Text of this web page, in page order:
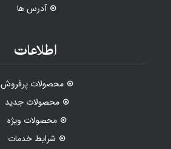
آدرس ها
اطلاعات
محصولات پرفروش
محصولات جدید
محصولات ویژه
شرایط خدمات